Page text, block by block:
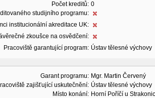
Počet kreditů: 0
studijního programu:
institucionální akreditace UK:
zkoušce na osvědčení:
Pracoviště garantující program: Ústav tělesné výchovy
Garant programu: Mgr. Martin Červený
zajišťující uskutečnění: Ústav tělesné výchovy
Místo konání: Horní Poříčí u Strakonic